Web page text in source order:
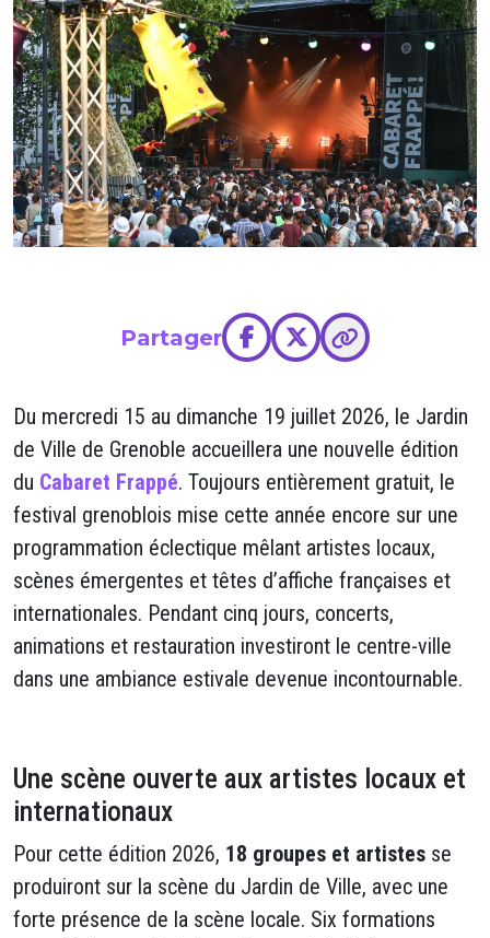
Partager
Du mercredi 15 au dimanche 19 juillet 2026, le Jardin
de Ville de Grenoble accueillera une nouvelle édition
du Cabaret Frappé. Toujours entièrement gratuit, le
festival grenoblois mise cette année encore sur une
programmation éclectique mêlant artistes locaux,
scènes émergentes et têtes d’affiche françaises et
internationales. Pendant cinq jours, concerts,
animations et restauration investiront le centre-ville
dans une ambiance estivale devenue incontournable.
Une scène ouverte aux artistes locaux et
internationaux
Pour cette édition 2026, 18 groupes et artistes se
produiront sur la scène du Jardin de Ville, avec une
forte présence de la scène locale. Six formations